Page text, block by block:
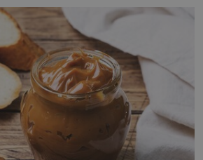
patří mezi nejpozoruhodnější tvory
planety a vědci dodnes objevují
další překvapení, která skrývá. Když
evropští přírodovědci na konci 18.
[…]